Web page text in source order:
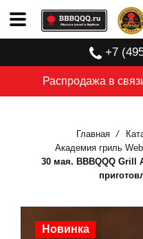
Распродажа в
+7
Главная
Академия гриль
30 мая. BBBQQQ Grill
Новинка
Новинка
Новинка
Новинка
Новинка
Новинка
Новинка
Новинка
Новинка
Новинка
Новинка
Новинка
Новинка
Новинка
Новинка
Новинка